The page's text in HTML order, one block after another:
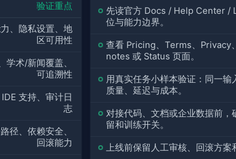
验证重点
、隐私设置、地
区可用性
学术/新闻覆盖、
可追溯性
支持、审计日
志
径、依赖安全、
回滚能力
先读官方 Docs / Help Center /
位与能力边界。
查看 Pricing、Terms、Privacy
notes 或 Status 页面。
用真实任务小样本验证：同一输
质量、延迟与成本。
对接代码、文档或企业数据前，
留和训练开关。
上线前保留人工审核、回滚方案